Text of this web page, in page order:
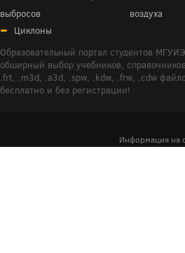
выбросов
воздуха
Циклоны
Образовательный портал студентов
обширный выбор учебников,
.frt, .m3d, .a3d, .spw, .kdw, .frw, .cdw
бесплатно и без регистрации!
Информация на